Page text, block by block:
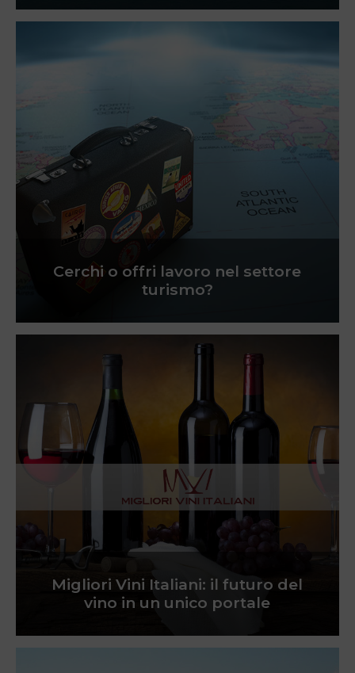
Cerchi o offri lavoro nel settore
turismo?
Migliori Vini Italiani: il futuro del
vino in un unico portale